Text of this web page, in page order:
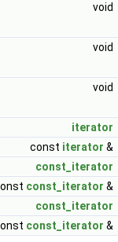
void
void
void
iterator
const iterator &
const_iterator
const_iterator &
const_iterator
const_iterator &